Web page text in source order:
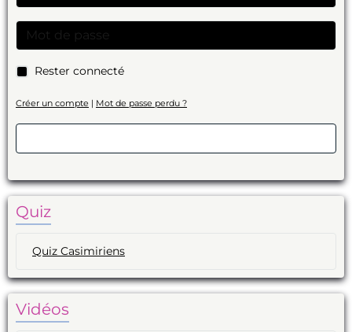
Rester connecté
Créer un compte | Mot de passe perdu ?
Quiz
Quiz Casimiriens
Vidéos